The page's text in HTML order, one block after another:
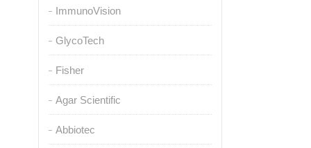
ImmunoVision
GlycoTech
Fisher
Agar Scientific
Abbiotec